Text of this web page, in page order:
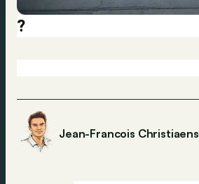
?
Jean-Francois Christiaens